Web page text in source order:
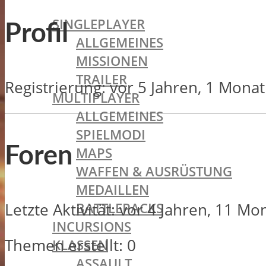
SINGLEPLAYER
ALLGEMEINES
MISSIONEN
TRAILER
MULTIPLAYER
ALLGEMEINES
SPIELMODI
MAPS
WAFFEN & AUSRÜSTUNG
MEDAILLEN
BATTLEPACKS
INCURSIONS
KLASSEN
Profil
Registrierung: vor 5 Jahren, 1 Monat
Foren
Letzte Aktivität: vor 4 Jahren, 11
Themen erstellt: 0